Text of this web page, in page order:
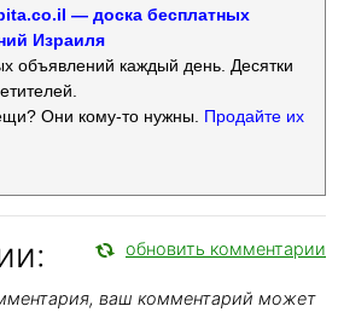
— доска бесплатных
Израиля
объявлений каждый день. Десятки
Они кому-то нужны. Продайте их
обновить комментарии
ваш комментарий может